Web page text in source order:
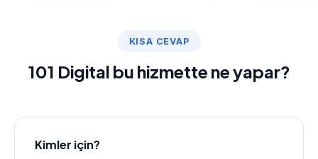
KISA CEVAP
101 Digital bu hizmette ne yapar?
Kimler için?